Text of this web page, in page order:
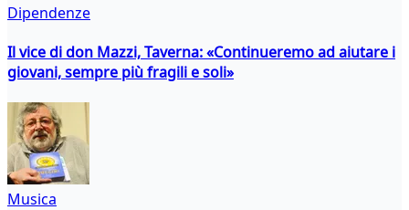
Dipendenze
Il vice di don Mazzi, Taverna: «Continueremo ad aiutare i
giovani, sempre più fragili e soli»
Musica